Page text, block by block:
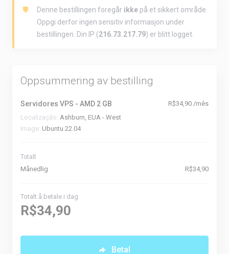
Denne bestillingen foregår ikke på et sikkert område.
Oppgi derfor ingen sensitiv informasjon under
bestillingen. Din IP (216.73.217.79) er blitt logget.
Oppsummering av bestilling
Servidores VPS - AMD 2 GB
R$34,90 /mês
Localização: Ashburn, EUA - West
Image: Ubuntu 22.04
Totalt
Månedlig R$34,90
Totalt å betale i dag
R$34,90
Betal